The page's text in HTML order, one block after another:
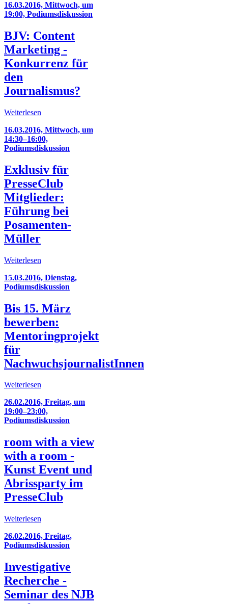
16.03.2016, Mittwoch, um
19:00, Podiumsdiskussion
BJV: Content
Marketing -
Konkurrenz für
den
Journalismus?
Weiterlesen
16.03.2016, Mittwoch, um
14:30–16:00,
Podiumsdiskussion
Exklusiv für
PresseClub
Mitglieder:
Führung bei
Posamenten-
Müller
Weiterlesen
15.03.2016, Dienstag,
Podiumsdiskussion
Bis 15. März
bewerben:
Mentoringprojekt
für
NachwuchsjournalistInnen
Weiterlesen
26.02.2016, Freitag, um
19:00–23:00,
Podiumsdiskussion
room with a view
with a room -
Kunst Event und
Abrissparty im
PresseClub
Weiterlesen
26.02.2016, Freitag,
Podiumsdiskussion
Investigative
Recherche -
Seminar des NJB